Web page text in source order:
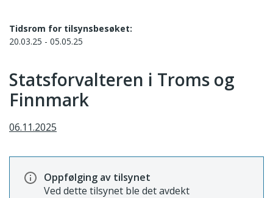
Tidsrom for tilsynsbesøket:
20.03.25 - 05.05.25
Statsforvalteren i Troms og
Finnmark
06.11.2025
Oppfølging av tilsynet
Ved dette tilsynet ble det avdekt